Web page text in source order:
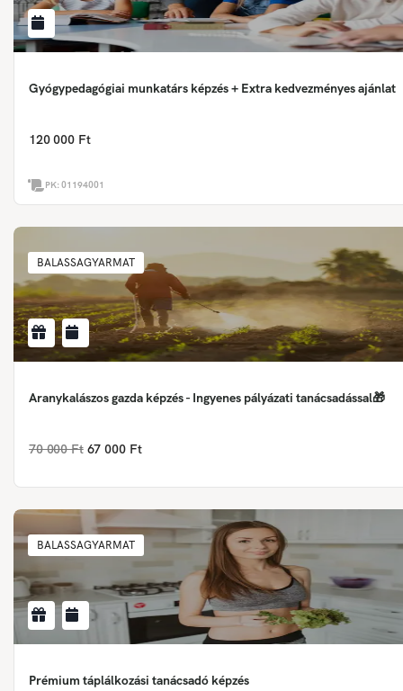
Gyógypedagógiai munkatárs képzés + Extra kedvezményes ajánlat
120 000 Ft
PK:01194001
BALASSAGYARMAT
Aranykalászos gazda képzés - Ingyenes pályázati tanácsadással🎁
70 000 Ft 67 000 Ft
BALASSAGYARMAT
Prémium táplálkozási tanácsadó képzés